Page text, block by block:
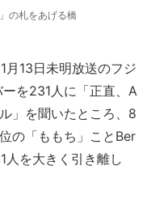
の札をあげる橋
13日未明放送のフジ
を231人に「正直、A
」を聞いたところ、8
の「ももち」ことBer
を大きく引き離し